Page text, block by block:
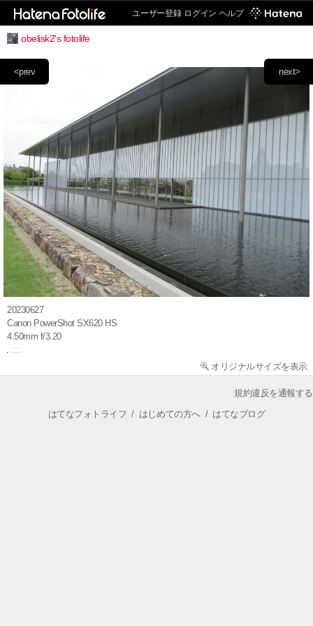
ユーザー登録 ログイン ヘルプ
obelisk2's fotolife
next>
<prev
20230627
Canon PowerShot SX620 HS
4.50mm f/3.20
オリジナルサイズを表示
規約違反を通報する
はてなフォトライフ / はじめての方へ/ はてなブログ